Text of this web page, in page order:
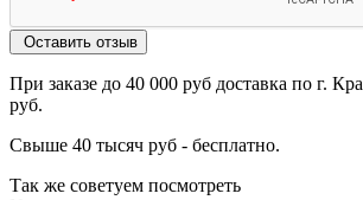
Оставить отзыв
При заказе до 40 000 руб доставка по г.
руб.
Свыше 40 тысяч руб - бесплатно.
Так же советуем посмотреть